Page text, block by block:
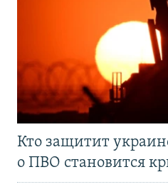
Кто защитит
о ПВО становится